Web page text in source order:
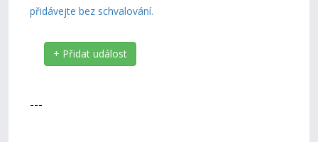
přidávejte bez schvalování.
+ Přidat událost
---